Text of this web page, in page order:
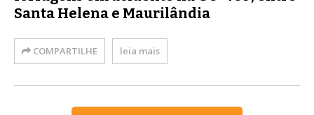
Santa Helena e Maurilândia
COMPARTILHE leia mais